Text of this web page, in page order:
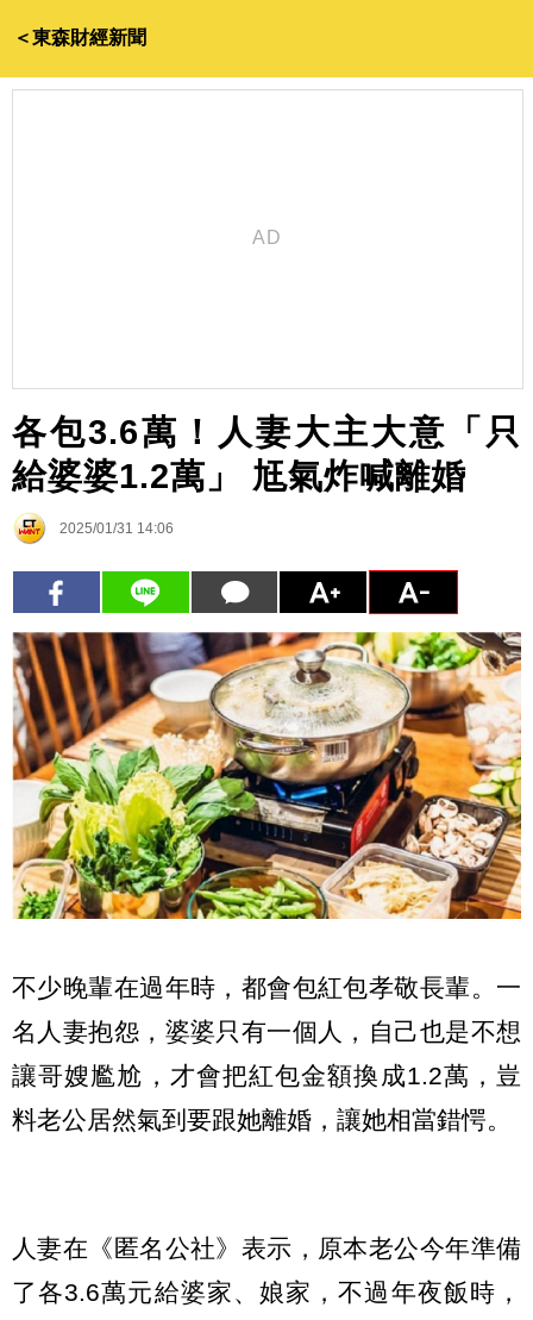
＜東森財經新聞
各包3.6萬！人妻大主大意「只
給婆婆1.2萬」 尪氣炸喊離婚
2025/01/31 14:06
不少晚輩在過年時，都會包紅包孝敬長輩。一
名人妻抱怨，婆婆只有一個人，自己也是不想
讓哥嫂尷尬，才會把紅包金額換成1.2萬，豈
料老公居然氣到要跟她離婚，讓她相當錯愕。
人妻在《匿名公社》表示，原本老公今年準備
了各3.6萬元給婆家、娘家，不過年夜飯時，